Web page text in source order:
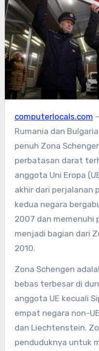
computerlocals.com
Rumania dan
penuh Zona
perbatasan darat
anggota Uni Eropa
akhir dari perjalanan
kedua negara
2007 dan memenuhi
menjadi bagian dari
2010.
Zona Schengen
bebas terbesar di
anggota UE kecuali
empat negara non-
dan Liechtenstein.
penduduknya untuk